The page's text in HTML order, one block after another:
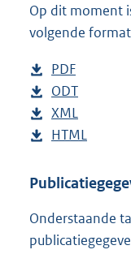
Op dit moment
volgende
D
o
w
n
o
d
p
PDF
e
s
t
n
s
g
D
o
w
l
a
d
ODT
s
a
d
s
D
o
n
o
a
XML
e
t
n
d
D
w
l
o
HTML
s
a
n
Onderstaande